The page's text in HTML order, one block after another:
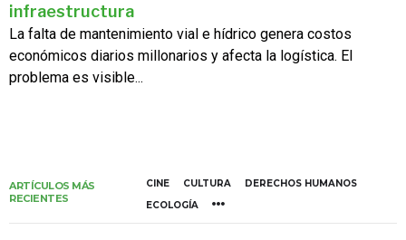
infraestructura
La falta de mantenimiento vial e hídrico genera costos
económicos diarios millonarios y afecta la logística. El
problema es visible...
ARTÍCULOS MÁS
RECIENTES
CINE CULTURA
DERECHOS HUMANOS
ECOLOGÍA